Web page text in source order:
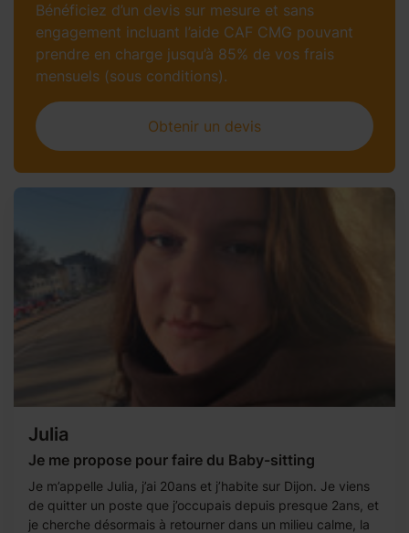
Julia
Je me propose pour faire du Baby-sitting
Je m’appelle Julia, j’ai 20ans et j’habite sur Dijon. Je viens
de quitter un poste que j’occupais depuis presque 2ans, et
je cherche désormais à retourner dans un milieu calme, la
Bénéficiez d’un devis sur mesure et sans
engagement incluant l’aide CAF CMG pouvant
prendre en charge jusqu’à 85% de vos frais
mensuels (sous conditions).
Obtenir un devis